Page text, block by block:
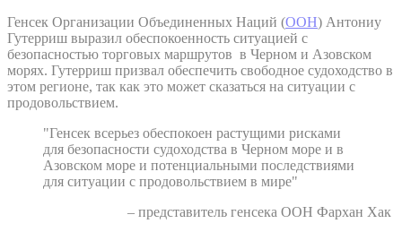
Генсек Организации Объединенных Наций (ООН) Антониу
Гутерриш выразил обеспокоенность ситуацией с
безопасностью торговых маршрутов в Черном и Азовском
морях. Гутерриш призвал обеспечить свободное судоходство в
этом регионе, так как это может сказаться на ситуации с
продовольствием.
"Генсек всерьез обеспокоен растущими рисками
для безопасности судоходства в Черном море и в
Азовском море и потенциальными последствиями
для ситуации с продовольствием в мире"
– представитель генсека ООН Фархан Хак